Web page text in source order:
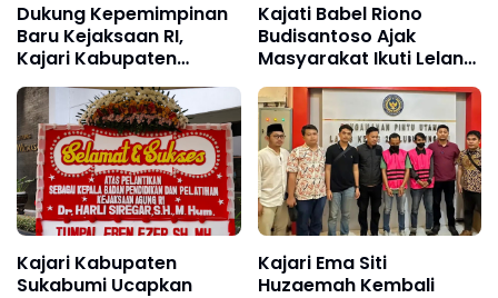
Dukung Kepemimpinan
Baru Kejaksaan RI,
Kajari Kabupaten
Sukabumi Kirim
Karangan Bunga
Ucapan Selamat Wakil
Jaksa Agung Hingga
Kabadiklat
Kajati Babel Riono
Budisantoso Ajak
Masyarakat Ikuti Lelang
Barang Rampasan
Negara, Tawarkan 47
Lot Bernilai Rp24,4 Miliar
Kajari Kabupaten
Sukabumi Ucapkan
Kajari Ema Siti
Huzaemah Kembali